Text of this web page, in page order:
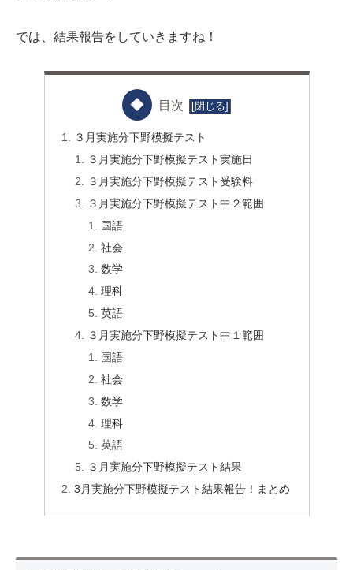
では、結果報告をしていきますね！
目次
３月実施分下野模擬テスト
３月実施分下野模擬テスト実施日
３月実施分下野模擬テスト受験料
３月実施分下野模擬テスト中２範囲
国語
社会
数学
理科
英語
３月実施分下野模擬テスト中１範囲
国語
社会
数学
理科
英語
３月実施分下野模擬テスト結果
3月実施分下野模擬テスト結果報告！まとめ